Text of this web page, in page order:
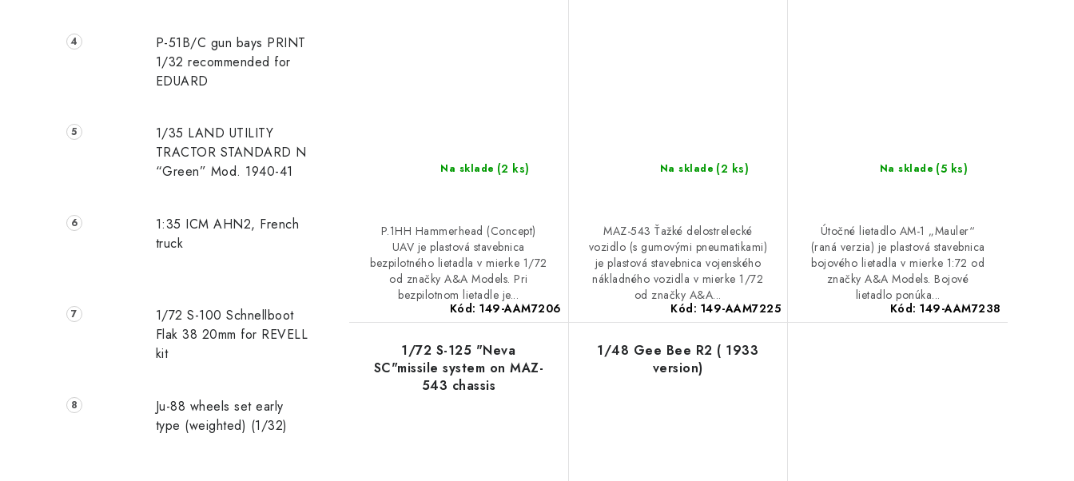
P-51B/C gun bays PRINT
1/32 recommended for
EDUARD
1/35 LAND UTILITY
TRACTOR STANDARD N
“Green” Mod. 1940-41
1:35 ICM AHN2, French
truck
1/72 S-100 Schnellboot
Flak 38 20mm for REVELL
kit
Ju-88 wheels set early
type (weighted) (1/32)
Na sklade (2 ks)
P.1HH Hammerhead (Concept)
UAV je plastová stavebnica
bezpilotného lietadla v mierke 1/72
od značky A&A Models. Pri
bezpilotnom lietadle je...
Kód:149-AAM7206
Na sklade (2 ks)
MAZ-543 Ťažké delostrelecké
vozidlo (s gumovými pneumatikami)
je plastová stavebnica vojenského
nákladného vozidla v mierke 1/72
od značky A&A...
Kód: 149-AAM7225
Na sklade (5 ks)
Útočné lietadlo AM-1 „Mauler“
(raná verzia) je plastová stavebnica
bojového lietadla v mierke 1:72 od
značky A&A Models. Bojové
lietadlo ponúka...
Kód:149-AAM7238
1/72 S-125 "Neva
SC"missile system on MAZ-
543 chassis
1/48 Gee Bee R2 ( 1933
version)